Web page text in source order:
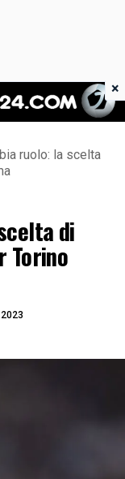
ruolo: la scelta
di
Torino
×